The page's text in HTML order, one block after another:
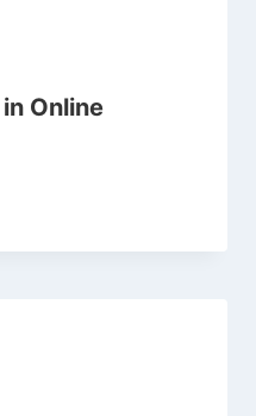
Online